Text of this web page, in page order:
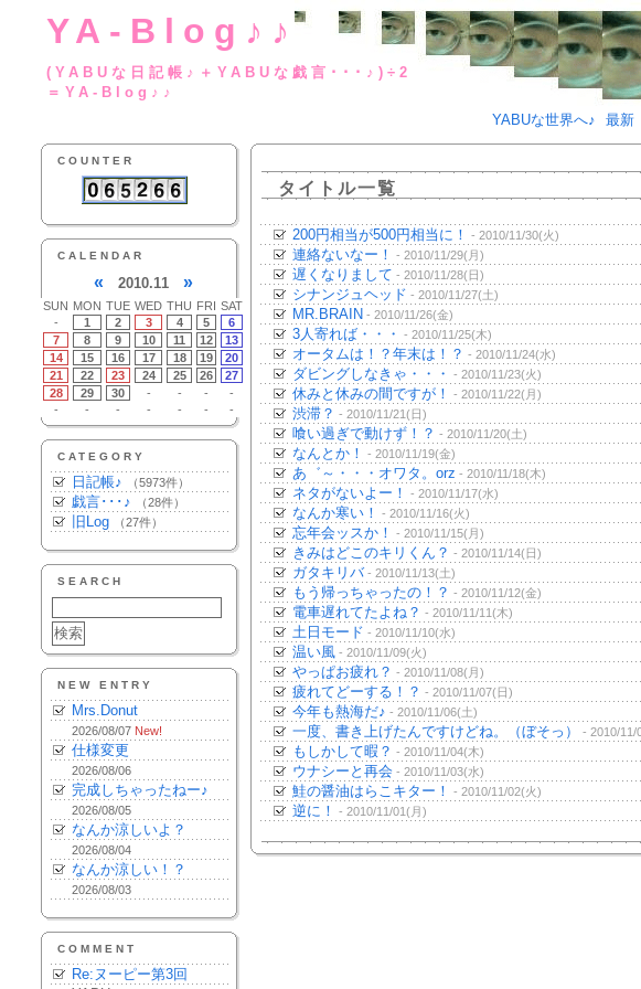
YA-Blog♪♪
(YABUな日記帳♪＋YABUな戯言･･
＝YA-Blog♪♪
YABUな世界へ♪
最新
COUNTER
CALENDAR
« 2010.11 »
SUN MON TUE WED THU FRI SAT
-
1 2 3 4 5
6
7
8 9 10 11 12
13
14
15 16 17 18 19
20
21
22 23 24 25 26
27
28
29 30 - - -
-
-
- - - - - -
CATEGORY
日記帳♪ （5973件）
戯言･･･♪ （28件）
旧Log （27件）
SEARCH
NEW ENTRY
Mrs.Donut
2026/08/07 New!
仕様変更
2026/08/06
完成しちゃったねー♪
2026/08/05
なんか涼しいよ？
2026/08/04
なんか涼しい！？
2026/08/03
COMMENT
Re:ヌーピー第3回
タイトル一覧
200円相当が500円相当に！ - 2010/11/30(火)
連絡ないなー！ - 2010/11/29(月)
遅くなりまして - 2010/11/28(日)
シナンジュヘッド - 2010/11/27(土)
MR.BRAIN - 2010/11/26(金)
3人寄れば・・・ - 2010/11/25(木)
オータムは！？年末は！？ - 2010/11/24(水)
ダビングしなきゃ・・・ - 2010/11/23(火)
休みと休みの間ですが！ - 2010/11/22(月)
渋滞？ - 2010/11/21(日)
喰い過ぎで動けず！？ - 2010/11/20(土)
なんとか！ - 2010/11/19(金)
あ゛～・・・オワタ。orz - 2010/11/18(木)
ネタがないよー！ - 2010/11/17(水)
なんか寒い！ - 2010/11/16(火)
忘年会ッスか！ - 2010/11/15(月)
きみはどこのキリくん？ - 2010/11/14(日)
ガタキリバ- 2010/11/13(土)
もう帰っちゃったの！？ - 2010/11/12(金)
電車遅れてたよね？ - 2010/11/11(木)
土日モード - 2010/11/10(水)
温い風 - 2010/11/09(火)
やっぱお疲れ？ - 2010/11/08(月)
疲れてどーする！？ - 2010/11/07(日)
今年も熱海だ♪ - 2010/11/06(土)
一度、書き上げたんですけどね。（ぼそっ） - 2010/11/
もしかして暇？ - 2010/11/04(木)
ウナシーと再会 - 2010/11/03(水)
鮭の醤油はらこキター！ - 2010/11/02(火)
逆に！ - 2010/11/01(月)